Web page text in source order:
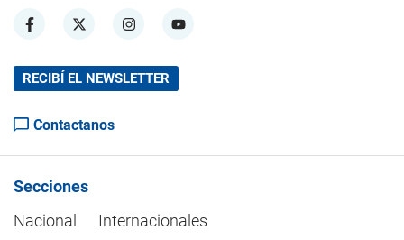
RECIBÍ EL NEWSLETTER
Contactanos
Secciones
Nacional
Internacionales